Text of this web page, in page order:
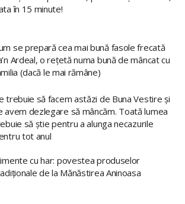
în 15 minute!
se prepară cea mai bună fasole frecată
Ardeal, o rețetă numa bună de mâncat cu
(dacă le mai rămâne)
trebuie să facem astăzi de Buna Vestire și
avem dezlegare să mâncăm. Toată lumea
să știe pentru a alunga necazurile
tot anul
cu har: povestea produselor
de la Mănăstirea Aninoasa